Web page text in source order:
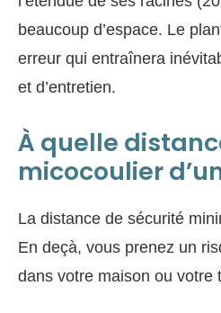
beaucoup d’espace. Le
erreur qui entraînera
et d’entretien.
À quelle
micocoulier
La distance de sécurité
En deçà, vous prenez un
dans votre maison ou votre